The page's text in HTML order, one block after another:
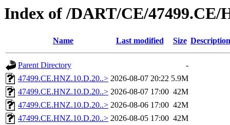
Index of /DART/CE/47499.CE/
Name Last modified Size Description
Parent Directory
-
47499.CE.HNZ.10.D.20..> 2026-08-07 20:22 5.9M
47499.CE.HNZ.10.D.20..> 2026-08-07 17:00 42M
47499.CE.HNZ.10.D.20..> 2026-08-06 17:00 42M
47499.CE.HNZ.10.D.20..> 2026-08-05 17:00 42M